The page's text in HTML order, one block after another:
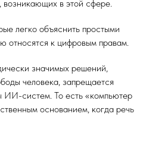
возникающих в этой сфере.
легко объяснить простыми
относятся к цифровым правам.
значимых решений,
человека, запрещается
ИИ-систем. То есть «компьютер
основанием, когда речь